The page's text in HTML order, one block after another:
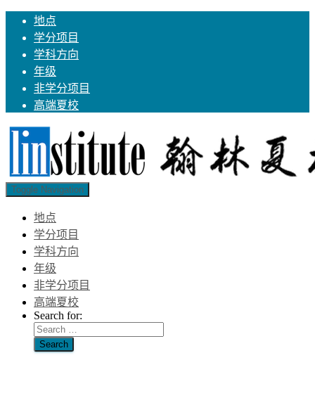
地点
学分项目
学科方向
年级
非学分项目
高端夏校
Toggle Navigation
地点
学分项目
学科方向
年级
非学分项目
高端夏校
Search for: